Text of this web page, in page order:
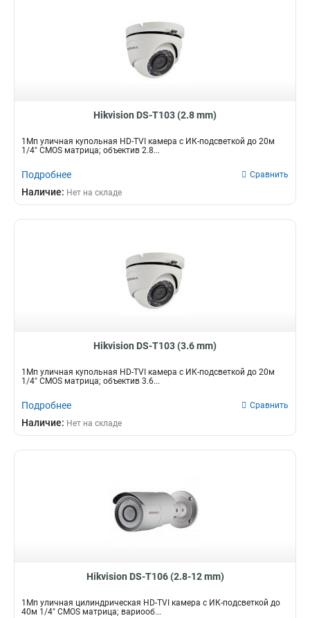
Hikvision DS-T103 (2.8 mm)
1Мп уличная купольная HD-TVI камера с ИК-подсветкой до 20м
1/4" CMOS матрица; объектив 2.8...
Подробнее Сравнить
Наличие: Нет на складе
Hikvision DS-T103 (3.6 mm)
1Мп уличная купольная HD-TVI камера с ИК-подсветкой до 20м
1/4" CMOS матрица; объектив 3.6...
Подробнее Сравнить
Наличие: Нет на складе
Hikvision DS-T106 (2.8-12 mm)
1Мп уличная цилиндрическая HD-TVI камера с ИК-подсветкой до
40м 1/4" CMOS матрица; вариооб...